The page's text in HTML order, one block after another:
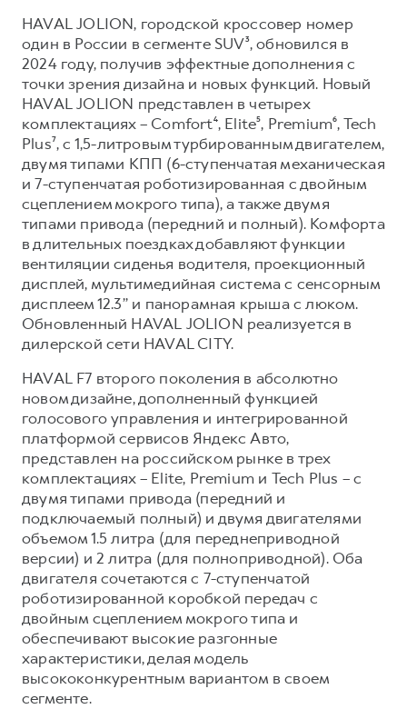
HAVAL JOLION, городской кроссовер номер
один в России в сегменте SUV³, обновился в
2024 году, получив эффектные дополнения с
точки зрения дизайна и новых функций. Новый
HAVAL JOLION представлен в четырех
комплектациях – Comfort⁴, Elite⁵, Premium⁶, Tech
Plus⁷, с 1,5-литровым турбированным двигателем,
двумя типами КПП (6-ступенчатая механическая
и 7-ступенчатая роботизированная с двойным
сцеплением мокрого типа), а также двумя
типами привода (передний и полный). Комфорта
в длительных поездках добавляют функции
вентиляции сиденья водителя, проекционный
дисплей, мультимедийная система с сенсорным
дисплеем 12.3’’ и панорамная крыша с люком.
Обновленный HAVAL JOLION реализуется в
дилерской сети HAVAL CITY.
HAVAL F7 второго поколения в абсолютно
новом дизайне, дополненный функцией
голосового управления и интегрированной
платформой сервисов Яндекс Авто,
представлен на российском рынке в трех
комплектациях – Elite, Premium и Tech Plus – с
двумя типами привода (передний и
подключаемый полный) и двумя двигателями
объемом 1.5 литра (для переднеприводной
версии) и 2 литра (для полноприводной). Оба
двигателя сочетаются с 7-ступенчатой
роботизированной коробкой передач с
двойным сцеплением мокрого типа и
обеспечивают высокие разгонные
характеристики, делая модель
высококонкурентным вариантом в своем
сегменте.